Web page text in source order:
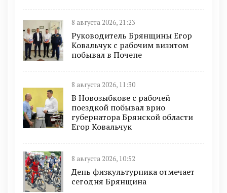
8 августа 2026, 21:23
Руководитель Брянщины Егор
Ковальчук с рабочим визитом
побывал в Почепе
8 августа 2026, 11:30
В Новозыбкове с рабочей
поездкой побывал врио
губернатора Брянской области
Егор Ковальчук
8 августа 2026, 10:52
День физкультурника отмечает
сегодня Брянщина